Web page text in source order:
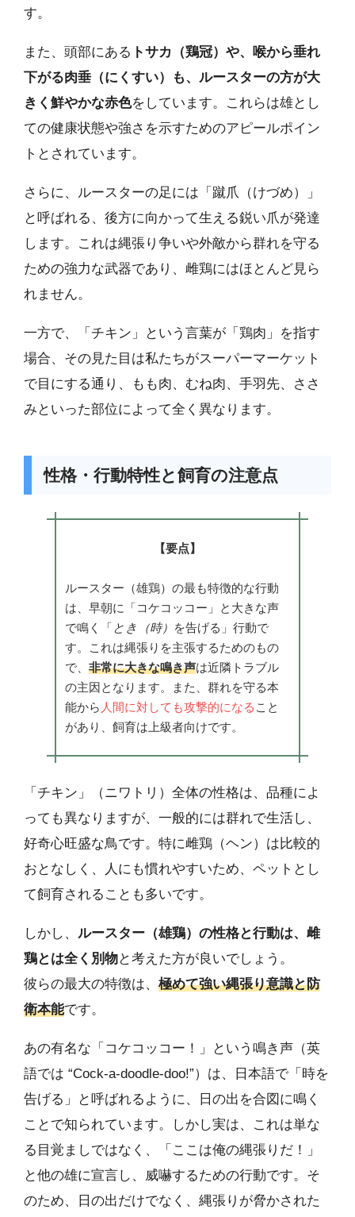
す。
また、頭部にある トサカ（鶏冠）や、喉から垂れ
下がる肉垂（にくすい）も、ルースターの方が大
きく鮮やかな赤色をしています。これらは雄とし
ての健康状態や強さを示すためのアピールポイン
トとされています。
さらに、ルースターの足には「蹴爪（けづめ）」
と呼ばれる、後方に向かって生える鋭い爪が発達
します。これは縄張り争いや外敵から群れを守る
ための強力な武器であり、雌鶏にはほとんど見ら
れません。
一方で、「チキン」という言葉が「鶏肉」を指す
場合、その見た目は私たちがスーパーマーケット
で目にする通り、もも肉、むね肉、手羽先、ささ
みといった部位によって全く異なります。
性格・行動特性と飼育の注意点
【要点】
ルースター（雄鶏）の最も特徴的な行動
は、早朝に「コケコッコー」と大きな声
で鳴く「 とき（時） を告げる」行動で
す。これは縄張りを主張するためのもの
で、 非常に大きな鳴き声は近隣トラブル
の主因となります。また、群れを守る本
能から 人間に対しても攻撃的になる こと
があり、飼育は上級者向けです。
「チキン」（ニワトリ）全体の性格は、品種によ
っても異なりますが、一般的には群れで生活し、
好奇心旺盛な鳥です。特に雌鶏（ヘン）は比較的
おとなしく、人にも慣れやすいため、ペットとし
て飼育されることも多いです。
しかし、 ルースター（雄鶏）の性格と行動は、雌
鶏とは全く別物と考えた方が良いでしょう。
彼らの最大の特徴は、 極めて強い縄張り意識と防
衛本能です。
あの有名な「コケコッコー！」という鳴き声（英
語では “Cock-a-doodle-doo!”）は、日本語で「時を
告げる」と呼ばれるように、日の出を合図に鳴く
ことで知られています。しかし実は、これは単な
る目覚ましではなく、「ここは俺の縄張りだ！」
と他の雄に宣言し、威嚇するための行動です。そ
のため、日の出だけでなく、縄張りが脅かされた